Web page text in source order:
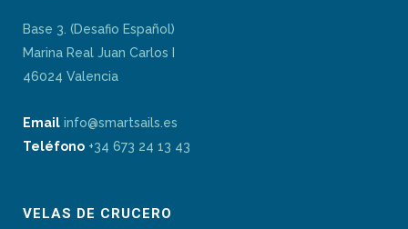
Base 3. (Desafio Español)
Marina Real Juan Carlos I
46024 Valencia
Email info@smartsails.es
Teléfono +34 673 24 13 43
VELAS DE CRUCERO